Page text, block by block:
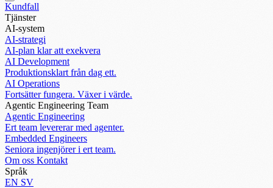
Kundfall
Tjänster
AI-system
AI-strategi
AI-plan klar att exekvera
AI Development
Produktionsklart från dag ett.
AI Operations
Fortsätter fungera. Växer i värde.
Agentic Engineering Team
Agentic Engineering
Ert team levererar med agenter.
Embedded Engineers
Seniora ingenjörer i ert team.
Om oss Kontakt
Språk
EN SV